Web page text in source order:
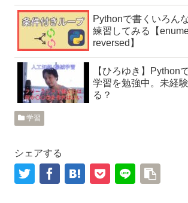
Pythonで書くいろん
練習してみる【
reversed】
【ひろゆき】Python
学習を勉強中。未経
る？
学習
シェアする